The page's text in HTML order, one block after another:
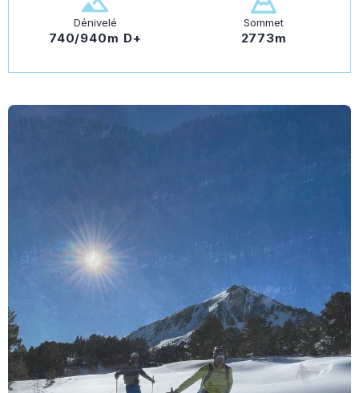
Dénivelé
740/940m D+
Sommet
2773m